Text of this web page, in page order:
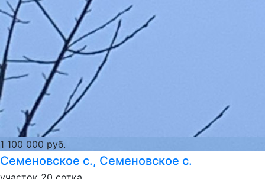
1 100 000 руб.
Семеновское с., Семеновское с.